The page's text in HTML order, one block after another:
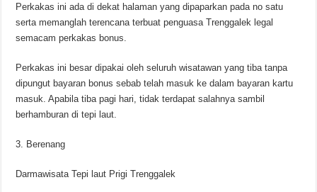
Perkakas ini ada di dekat halaman yang dipaparkan pada no satu
serta memanglah terencana terbuat penguasa Trenggalek legal
semacam perkakas bonus.
Perkakas ini besar dipakai oleh seluruh wisatawan yang tiba tanpa
dipungut bayaran bonus sebab telah masuk ke dalam bayaran kartu
masuk. Apabila tiba pagi hari, tidak terdapat salahnya sambil
berhamburan di tepi laut.
3. Berenang
Darmawisata Tepi laut Prigi Trenggalek